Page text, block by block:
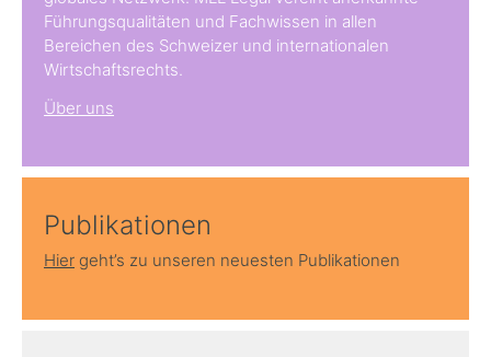
Führungsqualitäten und Fachwissen in allen
Bereichen des Schweizer und internationalen
Wirtschaftsrechts.
Über uns
Publikationen
Hier geht’s zu unseren neuesten Publikationen